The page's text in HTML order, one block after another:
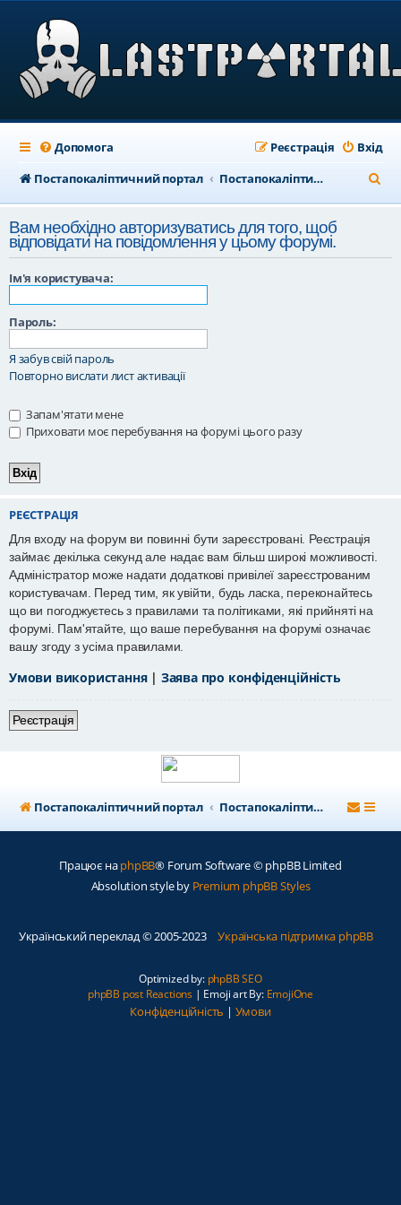
Допомога Вхід
Реєстрація
Постапокаліптичний портал
Постапокаліптичний форум
о
у
Вам необхідно авторизуватись для того, щоб
відповідати на повідомлення у цьому форумі.
Ім'я користувача:
Пароль:
Я забув свій пароль
Повторно вислати лист активації
Запам'ятати мене
Приховати моє перебування на форумі цього разу
РЕЄСТРАЦІЯ
Для входу на форум ви повинні бути зареєстровані. Реєстрація
займає декілька секунд але надає вам більш широкі можливості.
Адміністратор може надати додаткові привілеї зареєстрованим
користувачам. Перед тим, як увійти, будь ласка, переконайтесь
що ви погоджуєтесь з правилами та політиками, які прийняті на
форумі. Пам'ятайте, що ваше перебування на форумі означає
вашу згоду з усіма правилами.
Умови використання| Заява про конфіденційність
Реєстрація
Постапокаліптичний портал Постапокаліптичний форум
Працює наphpBB® Forum Software © phpBB Limited
Absolution style by Premium phpBB Styles
Український переклад © 2005-2023 Українська підтримка phpBB
Optimized by: phpBB SEO
phpBB post Reactions| Emoji art By: EmojiOne
Конфіденційність | Умови